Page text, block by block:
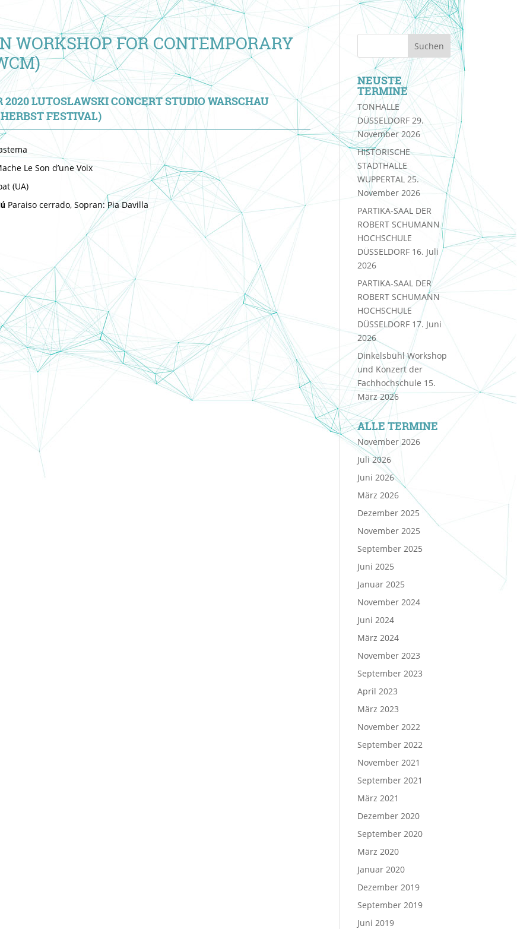
WORKSHOP FOR CONTEMPORARY
2020 LUTOSLAWSKI CONCERT STUDIO WARSCHAU
FESTIVAL)
Le Son d’une Voix
(UA)
Paraiso cerrado, Sopran: Pia Davilla
NEUSTE
TERMINE
TONHALLE
DÜSSELDORF 29.
November 2026
HISTORISCHE
STADTHALLE
WUPPERTAL 25.
November 2026
PARTIKA-SAAL DER
ROBERT SCHUMANN
HOCHSCHULE
DÜSSELDORF 16. Juli
2026
PARTIKA-SAAL DER
ROBERT SCHUMANN
HOCHSCHULE
DÜSSELDORF 17. Juni
2026
Dinkelsbühl Workshop
und Konzert der
Fachhochschule 15.
März 2026
ALLE TERMINE
November 2026
Juli 2026
Juni 2026
März 2026
Dezember 2025
November 2025
September 2025
Juni 2025
Januar 2025
November 2024
Juni 2024
März 2024
November 2023
September 2023
April 2023
März 2023
November 2022
September 2022
November 2021
September 2021
März 2021
Dezember 2020
September 2020
März 2020
Januar 2020
Dezember 2019
September 2019
Juni 2019